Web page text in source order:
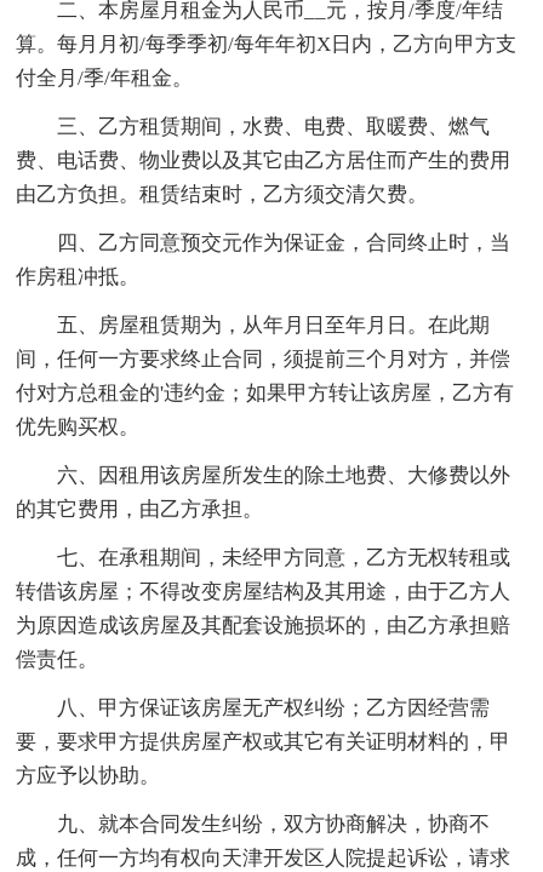
二、本房屋月租金为人民币__元，按月/季度/年结
算。每月月初/每季季初/每年年初X日内，乙方向甲方支
付全月/季/年租金。
三、乙方租赁期间，水费、电费、取暖费、燃气
费、电话费、物业费以及其它由乙方居住而产生的费用
由乙方负担。租赁结束时，乙方须交清欠费。
四、乙方同意预交元作为保证金，合同终止时，当
作房租冲抵。
五、房屋租赁期为，从年月日至年月日。在此期
间，任何一方要求终止合同，须提前三个月对方，并偿
付对方总租金的'违约金；如果甲方转让该房屋，乙方有
优先购买权。
六、因租用该房屋所发生的除土地费、大修费以外
的其它费用，由乙方承担。
七、在承租期间，未经甲方同意，乙方无权转租或
转借该房屋；不得改变房屋结构及其用途，由于乙方人
为原因造成该房屋及其配套设施损坏的，由乙方承担赔
偿责任。
八、甲方保证该房屋无产权纠纷；乙方因经营需
要，要求甲方提供房屋产权或其它有关证明材料的，甲
方应予以协助。
九、就本合同发生纠纷，双方协商解决，协商不
成，任何一方均有权向天津开发区人院提起诉讼，请求